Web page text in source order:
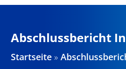
Projekte
Abschlussbericht
Startseite »